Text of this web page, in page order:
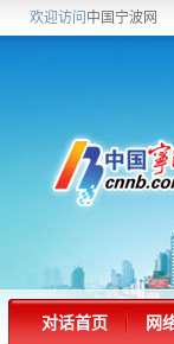
欢迎访问 中国宁波网
对话首页 网